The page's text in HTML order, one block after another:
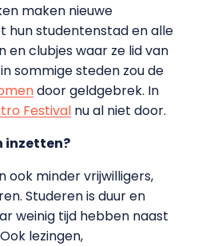
maken nieuwe
hun studentenstad en alle
en clubjes waar ze lid van
sommige steden zou de
door geldgebrek. In
Festivalnu al niet door.
inzetten?
ook minder vrijwilligers,
Studeren is duur en
weinig tijd hebben naast
lezingen,